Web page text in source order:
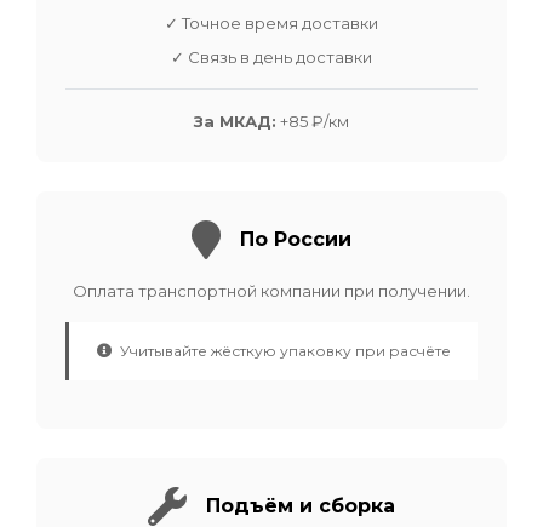
✓ Точное время доставки
✓ Связь в день доставки
За МКАД: +85 ₽/км
По России
Оплата транспортной компании при получении.
Учитывайте жёсткую упаковку при расчёте
Подъём и сборка